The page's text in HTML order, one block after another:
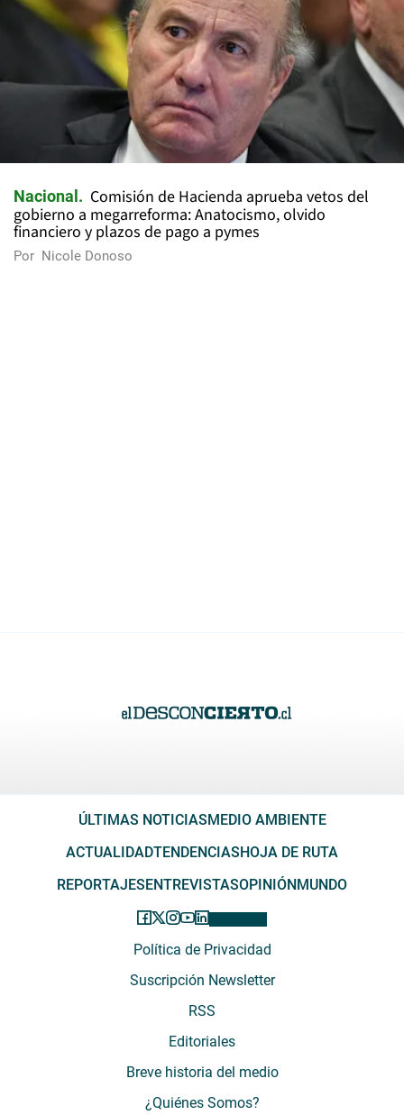
Nacional
Comisión de Hacienda aprueba vetos del
gobierno a megarreforma: Anatocismo, olvido
financiero y plazos de pago a pymes
Por Nicole Donoso
ÚLTIMAS NOTICIAS MEDIO AMBIENTE
ACTUALIDADTENDENCIAS HOJA DE RUTA
REPORTAJES ENTREVISTASOPINIÓN MUNDO
Política de Privacidad
Suscripción Newsletter
RSS
Editoriales
Breve historia del medio
¿Quiénes Somos?